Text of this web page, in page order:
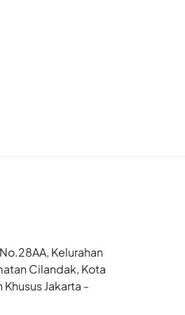
Kelurahan
Cilandak, Kota
Khusus Jakarta -